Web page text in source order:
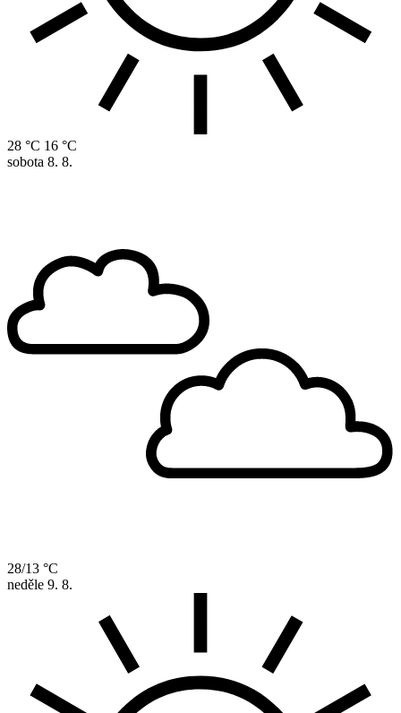
28 °C 16 °C
sobota 8. 8.
28/13 °C
neděle 9. 8.